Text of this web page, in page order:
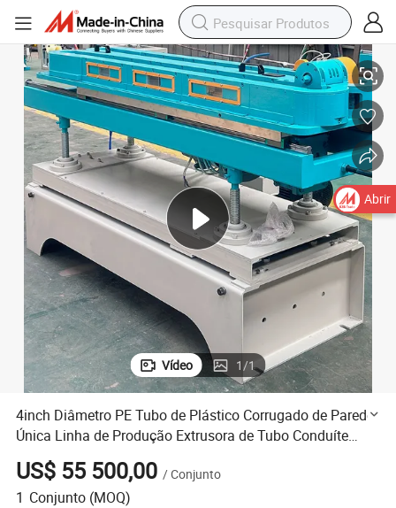
Extrusora de Tubo Conduíte Máquina de Extrusão de Plástico
4inch Diâmetro PE Tubo de Plástico Corrugado de Parede Única Linha
Vídeo 1/1
4inch Diâmetro PE Tubo de Plástico Corrugado de Parede
Única Linha de Produção Extrusora de Tubo Conduíte
Máquina de Extrusão de Plástico
US$ 55 500,00 /Conjunto
1 Conjunto (MOQ)
Abrir